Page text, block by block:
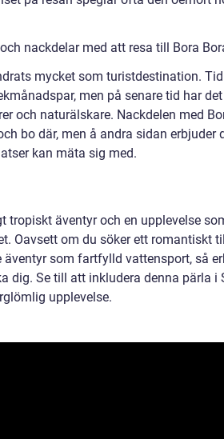
nackdelar med att resa till Bora
mycket som turistdestination.
men på senare tid har
och naturälskare. Nackdelen med
bo där, men å andra sidan erbjuder
kan mäta sig med.
tropiskt äventyr och en upplevelse
Oavsett om du söker ett romantiskt
som fartfylld vattensport, så
dig. Se till att inkludera denna pärla i
upplevelse.